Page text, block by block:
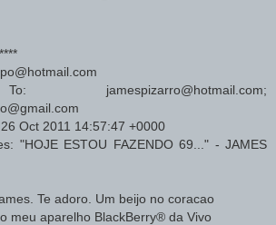
Oct 2011 14:57:47 +0000
"HOJE ESTOU FAZENDO 69..." - JAMES
Te adoro. Um beijo no coracao
meu aparelho BlackBerry® da Vivo